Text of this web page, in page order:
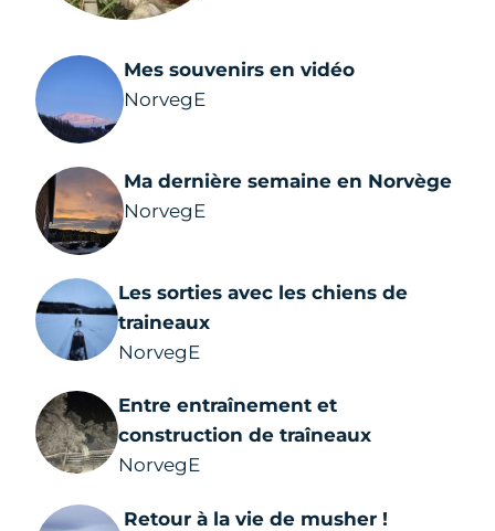
Mes souvenirs en vidéo
NorvegE
Ma dernière semaine en Norvège
NorvegE
Les sorties avec les chiens de
traineaux
NorvegE
Entre entraînement et
construction de traîneaux
NorvegE
Retour à la vie de musher !